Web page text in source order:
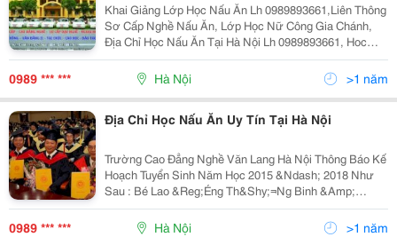
Khai Giảng Lớp Học Nấu Ăn Lh 0989893661,Liên Thông
Sơ Cấp Nghề Nấu Ăn, Lớp Học Nữ Công Gia Chánh,
Địa Chỉ Học Nấu Ăn Tại Hà Nội Lh 0989893661, Hoc
Nau An O Dau Tot, Khoa Hoc Nau An, Dao Tao So Cap
Nghe Nau An,Hoc Nghe Ky Thuat Che Bien Mon An.
0989 *** *** Hà Nội >1 năm
Địa Chỉ Học Nấu Ăn Uy Tín Tại Hà Nội
Trường Cao Đẳng Nghề Văn Lang Hà Nội Thông Báo Kế
Hoạch Tuyển Sinh Năm Học 2015 &Ndash; 2018 Như
Sau : Bé Lao &Reg;Éng Th&Shy;⫬Ng Binh &Amp;
X&Middot; Héi Tr&Shy;Êng Cao &Reg;&Frac14;Ng
Nghò V&Uml;N Lang H&Micro; Néi Cơ Sở 1: To
0989 *** *** Hà Nội >1 năm